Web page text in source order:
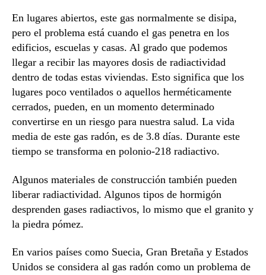
En lugares abiertos, este gas normalmente se disipa,
pero el problema está cuando el gas penetra en los
edificios, escuelas y casas. Al grado que podemos
llegar a recibir las mayores dosis de radiactividad
dentro de todas estas viviendas. Esto significa que los
lugares poco ventilados o aquellos herméticamente
cerrados, pueden, en un momento determinado
convertirse en un riesgo para nuestra salud. La vida
media de este gas radón, es de 3.8 días. Durante este
tiempo se transforma en polonio-218 radiactivo.
Algunos materiales de construcción también pueden
liberar radiactividad. Algunos tipos de hormigón
desprenden gases radiactivos, lo mismo que el granito y
la piedra pómez.
En varios países como Suecia, Gran Bretaña y Estados
Unidos se considera al gas radón como un problema de